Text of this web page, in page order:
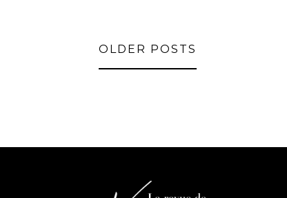
OLDER POSTS